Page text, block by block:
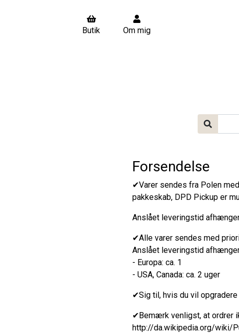
Butik Om mig
Forsendelse
✔Varer sendes fra Polen
pakkeskab, DPD Pickup er
Anslået leveringstid
✔Alle varer sendes med
Anslået leveringstid
- Europa: ca. 1
- USA, Canada: ca. 2 uger
✔Sig til, hvis du vil
✔Bemærk venligst, at ordrer
http://da.wikipedia.org/wiki/